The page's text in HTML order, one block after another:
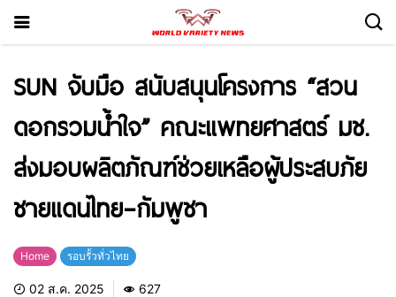
SUN จับมือ สนับสนุนโครงการ “สวน
ดอกรวมน้ำใจ” คณะแพทยศาสตร์ มช.
ส่งมอบผลิตภัณฑ์ช่วยเหลือผู้ประสบภัย
ชายแดนไทย–กัมพูชา
Home รอบรั้วทั่วไทย
02 ส.ค. 2025 627